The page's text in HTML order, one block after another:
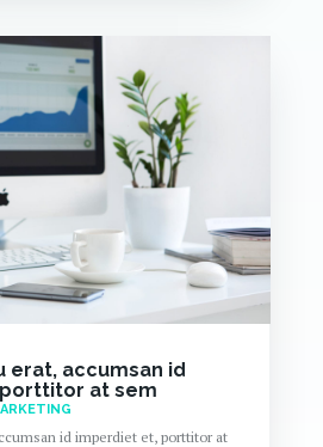
erat, accumsan id
at sem
id imperdiet et, porttitor at